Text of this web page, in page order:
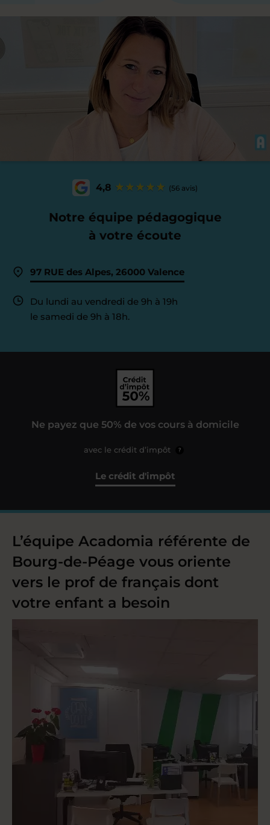
4,8 (56 avis)
Notre équipe pédagogique
à votre écoute
97 RUE des Alpes, 26000 Valence
Du lundi au vendredi de 9h à 19h
le samedi de 9h à 18h.
Ne payez que 50% de vos cours à domicile
avec le crédit d’impôt ?
Le crédit d'impôt
L’équipe Acadomia référente de
Bourg-de-Péage vous oriente
vers le prof de français dont
votre enfant a besoin